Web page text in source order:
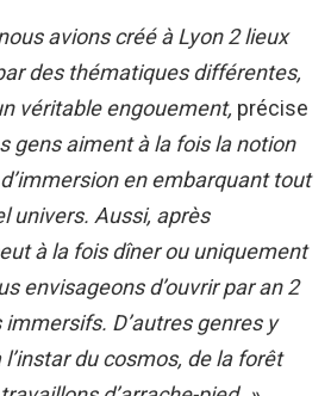
avions créé à Lyon 2 lieux
des thématiques différentes,
véritable engouement, précise
gens aiment à la fois la notion
en embarquant tout
univers. Aussi, après
à la fois dîner ou uniquement
envisageons d’ouvrir par an 2
D’autres genres y
du cosmos, de la forêt